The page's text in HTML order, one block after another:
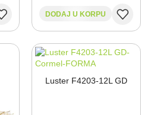
DODAJ U KORPU
Luster F4203-⁠12L GD